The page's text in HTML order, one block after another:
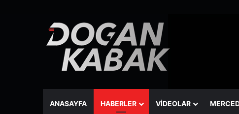
ANASAYFA HABERLER VİDEOLAR